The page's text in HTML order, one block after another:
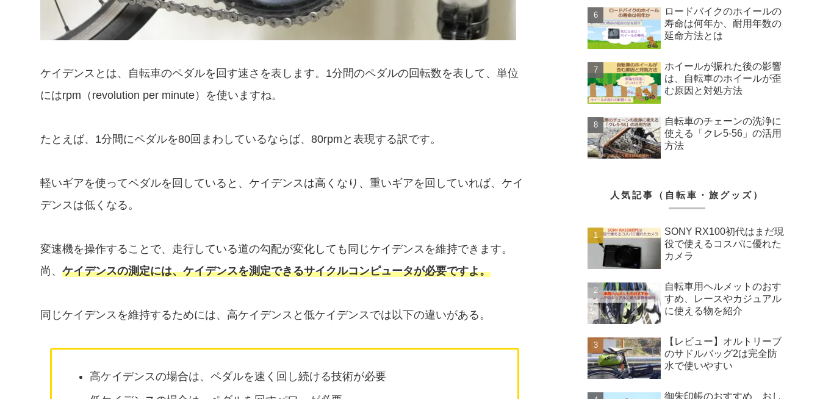
ケイデンスとは、自転車のペダルを回す速さを表します。1分間のペダルの回転数を表して、単位
にはrpm（revolution per minute）を使いますね。
たとえば、1分間にペダルを80回まわしているならば、80rpmと表現する訳です。
軽いギアを使ってペダルを回していると、ケイデンスは高くなり、重いギアを回していれば、ケイ
デンスは低くなる。
変速機を操作することで、走行している道の勾配が変化しても同じケイデンスを維持できます。
尚、 ケイデンスの測定には、ケイデンスを測定できるサイクルコンピュータが必要ですよ。
同じケイデンスを維持するためには、高ケイデンスと低ケイデンスでは以下の違いがある。
高ケイデンスの場合は、ペダルを速く回し続ける技術が必要
ロードバイクのホイールの
寿命は何年か、耐用年数の
延命方法とは
ホイールが振れた後の影響
は、自転車のホイールが歪
む原因と対処方法
自転車のチェーンの洗浄に
使える「クレ5-56」の活用
方法
人気記事（自転車・旅グッズ）
SONY RX100初代はまだ現
役で使えるコスパに優れた
カメラ
自転車用ヘルメットのおす
すめ、レースやカジュアル
に使える物を紹介
【レビュー】オルトリーブ
のサドルバッグ2は完全防
水で使いやすい
御朱印帳のおすすめ、おし